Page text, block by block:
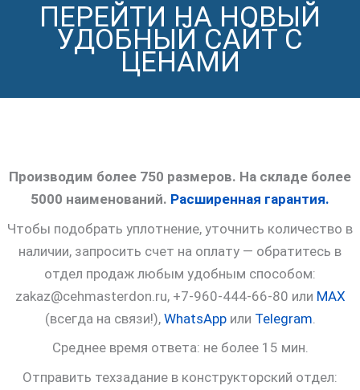
ПЕРЕЙТИ НА НОВЫЙ
УДОБНЫЙ САЙТ С
ЦЕНАМИ
Производим более 750 размеров. На складе более
5000 наименований. Расширенная гарантия.
Чтобы подобрать уплотнение, уточнить количество в
наличии, запросить счет на оплату — обратитесь в
отдел продаж любым удобным способом:
zakaz@cehmasterdon.ru, +7-960-444-66-80 или MAX
(всегда на связи!), WhatsAppили Telegram
Среднее время ответа: не более 15 мин.
Отправить техзадание в конструкторский отдел: